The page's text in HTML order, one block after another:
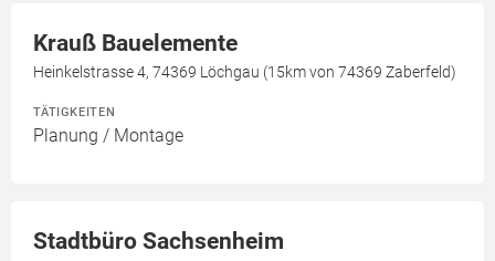
Krauß Bauelemente
Heinkelstrasse 4, 74369 Löchgau (15km von 74369 Zaberfeld)
TÄTIGKEITEN
Planung / Montage
Stadtbüro Sachsenheim